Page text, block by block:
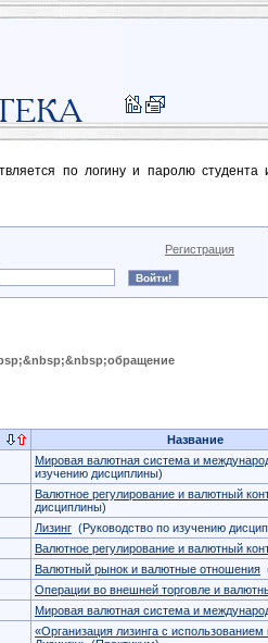
по логину и паролю студента
Регистрация
Название
Мировая валютная система и
изучению дисциплины)
Валютное регулирование и валютный
дисциплины)
Лизинг (Руководство по изучению
Валютное регулирование и валютный
Валютный рынок и валютные отношения
Операции во внешней торговле и
Мировая валютная система и
«Организация лизинга с